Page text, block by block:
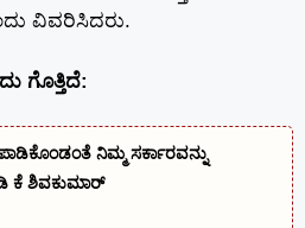
ವಿವರಿಸಿದರು.
ಗೊತ್ತಿದೆ:
ನಿಮ್ಮ ಸರ್ಕಾರವನ್ನು
ಡಿ ಕೆ ಶಿವಕುಮಾರ್